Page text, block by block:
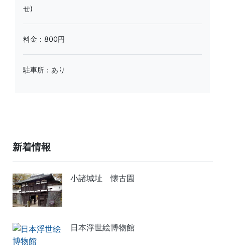
せ)
料金：800円
駐車所：あり
新着情報
小諸城址 懐古園
日本浮世絵博物館